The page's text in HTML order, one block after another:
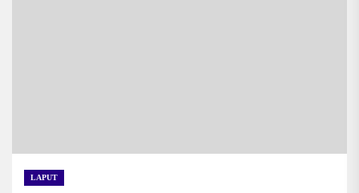
LAPUT